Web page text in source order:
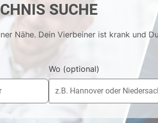
SUCHE
Nähe. Dein Vierbeiner ist krank und
Wo (optional)